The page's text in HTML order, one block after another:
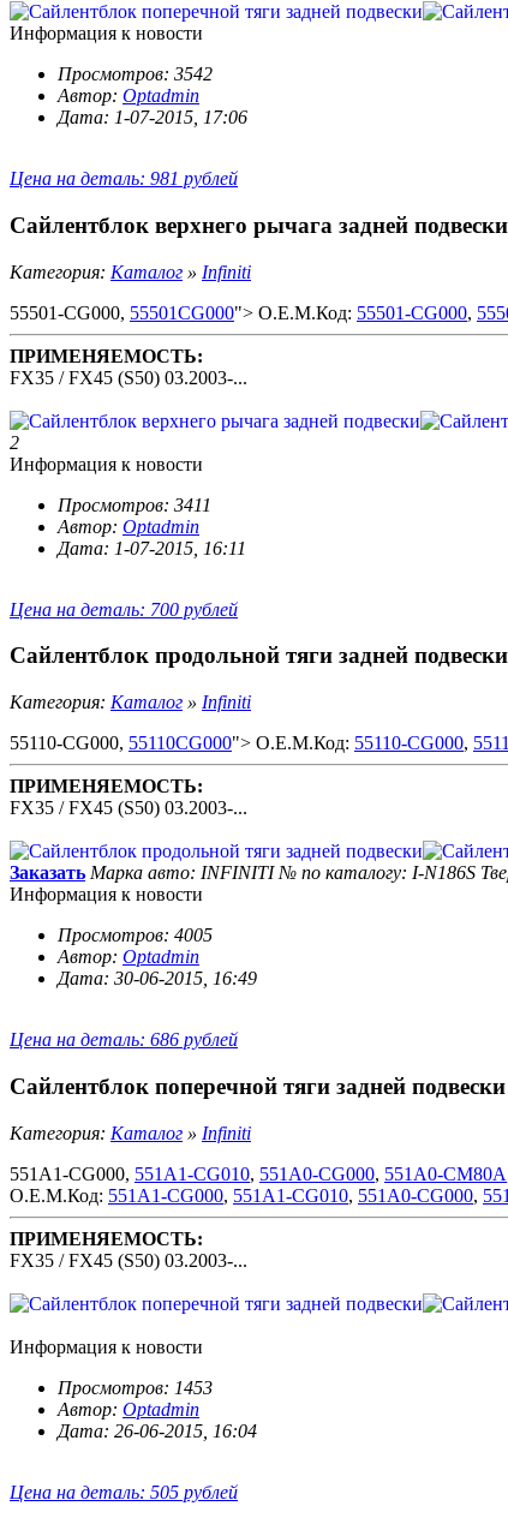
Информация к новости
Просмотров: 3542
Автор: Optadmin
Дата: 1-07-2015, 17:06
Цена на деталь: 981 рублей
Сайлентблок верхнего рычага задней подвески
Категория: Каталог » Infiniti
55501-CG000, 55501CG000"> O.E.M.Код: 55501-CG000,
ПРИМЕНЯЕМОСТЬ:
FX35 / FX45 (S50) 03.2003-...
2
Информация к новости
Просмотров: 3411
Автор: Optadmin
Дата: 1-07-2015, 16:11
Цена на деталь: 700 рублей
Сайлентблок продольной тяги задней подвески
Категория: Каталог » Infiniti
55110-CG000, 55110CG000"> O.E.M.Код: 55110-CG000,
ПРИМЕНЯЕМОСТЬ:
FX35 / FX45 (S50) 03.2003-...
Заказать Марка авто: INFINITI № по каталогу: I-N186S
Информация к новости
Просмотров: 4005
Автор: Optadmin
Дата: 30-06-2015, 16:49
Цена на деталь: 686 рублей
Сайлентблок поперечной тяги задней подвески
Категория: Каталог » Infiniti
551A1-CG000, 551A1-CG010, 551A0-CG000, 551A0-CM80A
O.E.M.Код: 551A1-CG000, 551A1-CG010, 551A0-CG000,
ПРИМЕНЯЕМОСТЬ:
FX35 / FX45 (S50) 03.2003-...
Информация к новости
Просмотров: 1453
Автор: Optadmin
Дата: 26-06-2015, 16:04
Цена на деталь: 505 рублей